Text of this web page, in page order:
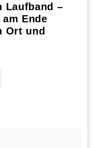
Laufband –
Ende
Ort und